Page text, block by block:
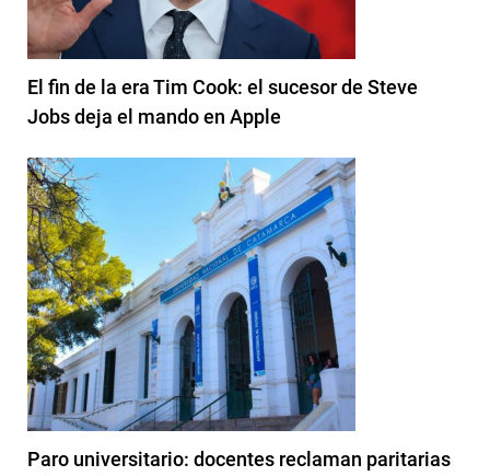
El fin de la era Tim Cook: el sucesor de Steve
Jobs deja el mando en Apple
Paro universitario: docentes reclaman paritarias